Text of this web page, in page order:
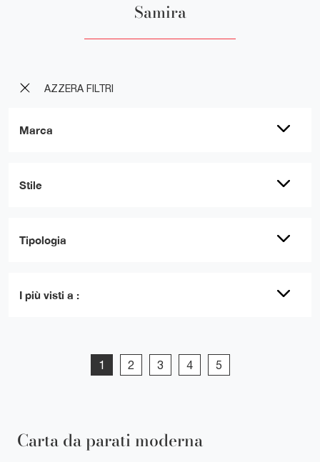
AZZERA FILTRI
Marca
Stile
Tipologia
I più visti a :
Samira
1 2 3 4 5
Carta da parati moderna